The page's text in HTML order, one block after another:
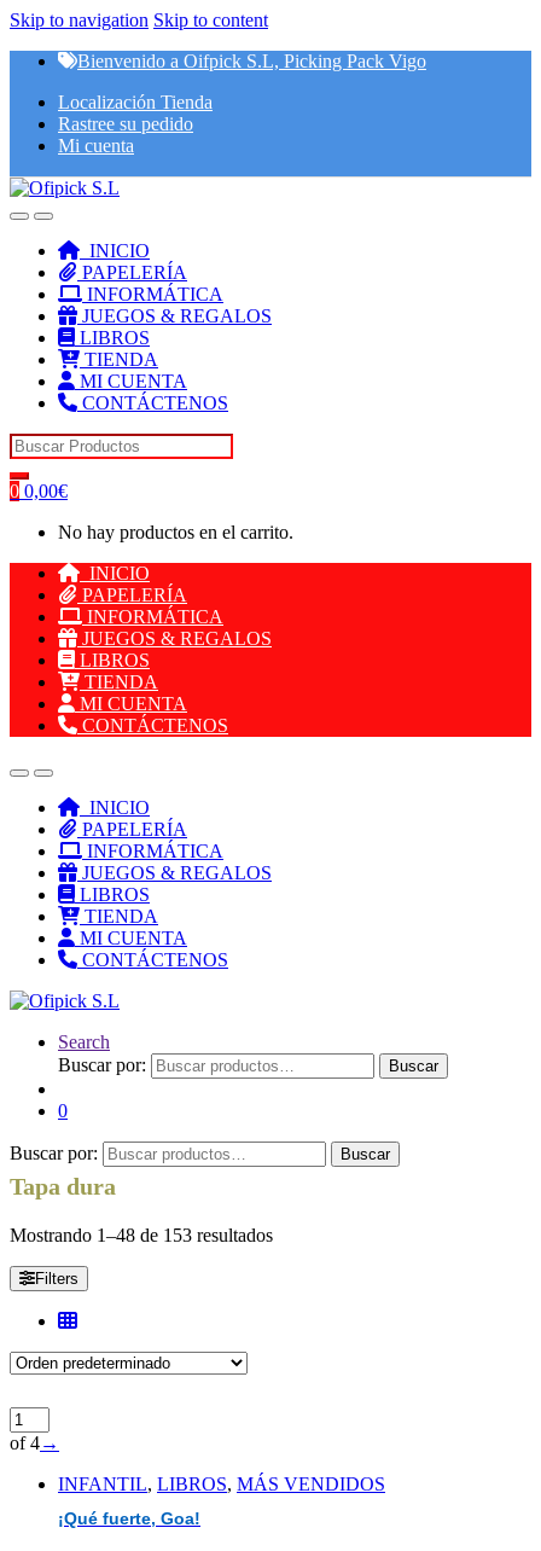
Skip to navigation Skip to content
Bienvenido a Oifpick S.L, Picking Pack Vigo
Localización Tienda
Rastree su pedido
Mi cuenta
INICIO
PAPELERÍA
INFORMÁTICA
JUEGOS & REGALOS
LIBROS
TIENDA
MI CUENTA
CONTÁCTENOS
Search for:
0 0,00€
No hay productos en el carrito.
INICIO
PAPELERÍA
INFORMÁTICA
JUEGOS & REGALOS
LIBROS
TIENDA
MI CUENTA
CONTÁCTENOS
INICIO
PAPELERÍA
INFORMÁTICA
JUEGOS & REGALOS
LIBROS
TIENDA
MI CUENTA
CONTÁCTENOS
Search
Buscar por:
Buscar
0
Buscar por: Buscar
Tapa dura
Mostrando 1–48 de 153 resultados
Filters
of 4→
INFANTIL, LIBROS, MÁS VENDIDOS
¡Qué fuerte, Goa!